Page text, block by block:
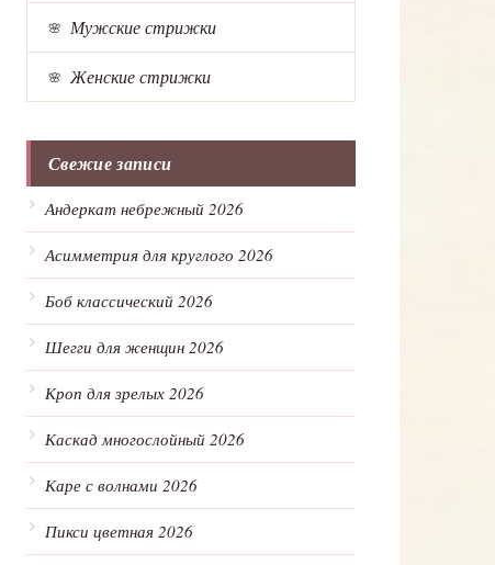
Мужские стрижки
Женские стрижки
Свежие записи
Андеркат небрежный 2026
Асимметрия для круглого 2026
Боб классический 2026
Шегги для женщин 2026
Кроп для зрелых 2026
Каскад многослойный 2026
Каре с волнами 2026
Пикси цветная 2026